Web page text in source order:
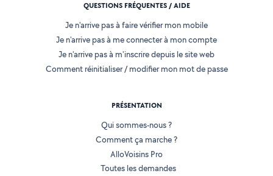
QUESTIONS FRÉQUENTES / AIDE
Je n'arrive pas à faire vérifier mon mobile
Je n'arrive pas à me connecter à mon compte
Je n'arrive pas à m'inscrire depuis le site web
Comment réinitialiser / modifier mon mot de passe
PRÉSENTATION
Qui sommes-nous ?
Comment ça marche ?
AlloVoisins Pro
Toutes les demandes